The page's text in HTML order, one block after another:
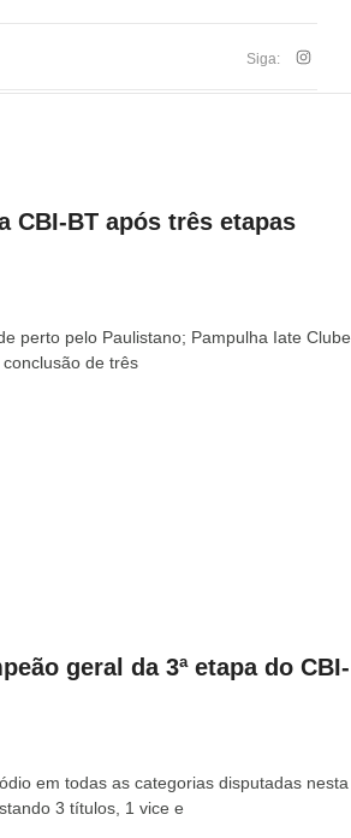
Siga:
CBI-BT após três etapas
perto pelo Paulistano; Pampulha Iate Clube
de três
geral da 3ª etapa do CBI-
em todas as categorias disputadas nesta
3 títulos, 1 vice e